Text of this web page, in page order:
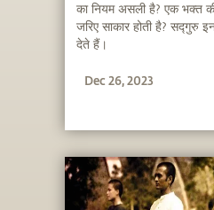
का नियम असली है? एक भक्त
जरिए साकार होती है? सद्गुरु
देते हैं।
Dec 26, 2023